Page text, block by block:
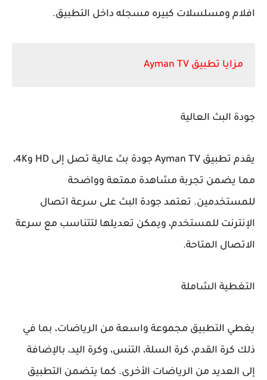
افلام ومسلسلات كبيره مسجله داخل التطبيق.
مزايا تطبيق Ayman TV
جودة البث العالية
يقدم تطبيق Ayman TV جودة بث عالية تصل إلى HD و4K،
مما يضمن تجربة مشاهدة ممتعة وواضحة
للمستخدمين. تعتمد جودة البث على سرعة اتصال
الإنترنت للمستخدم، ويمكن تعديلها لتتناسب مع سرعة
الاتصال المتاحة.
التغطية الشاملة
يغطي التطبيق مجموعة واسعة من الرياضات، بما في
ذلك كرة القدم، كرة السلة، التنس، وكرة اليد، بالإضافة
إلى العديد من الرياضات الأخرى. كما يتضمن التطبيق